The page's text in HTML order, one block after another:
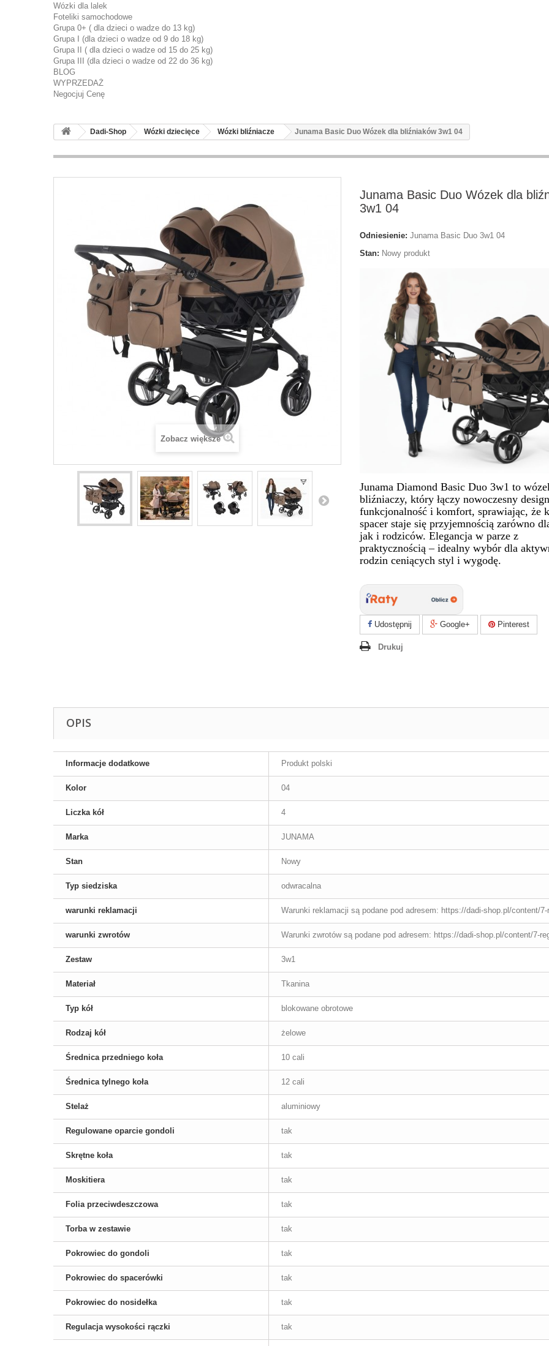
Wózki dla lalek
Foteliki samochodowe
Grupa 0+ ( dla dzieci o wadze do 13 kg)
Grupa I (dla dzieci o wadze od 9 do 18 kg)
Grupa II ( dla dzieci o wadze od 15 do 25 kg)
Grupa III (dla dzieci o wadze od 22 do 36 kg)
BLOG
WYPRZEDAŻ
Negocjuj Cenę
Dadi-Shop Wózki dziecięce Wózki bliźniacze Junama Basic Duo Wózek dla bliźniaków 3w1 04
Zobacz większe
Junama Basic Duo Wózek dla
3w1 04
Odniesienie: Junama Basic Duo 3w1 04
Stan: Nowy produkt
Junama Diamond Basic Duo 3w1 to
bliźniaczy, który łączy nowoczesny
funkcjonalność i komfort, sprawiając, że
spacer staje się przyjemnością zarówno
jak i rodziców. Elegancja w parze z
praktycznością – idealny wybór dla
rodzin ceniących styl i wygodę.
Udostępnij Google+ Pinterest
Drukuj
OPIS
Informacje dodatkowe Produkt polski
Kolor 04
Liczka kół 4
Marka JUNAMA
Stan Nowy
Typ siedziska odwracalna
warunki reklamacji Warunki reklamacji są podane pod adresem: https://dadi-shop.pl/content/7-
warunki zwrotów Warunki zwrotów są podane pod adresem: https://dadi-shop.pl/content/7-
Zestaw 3w1
Materiał Tkanina
Typ kół blokowane obrotowe
Rodzaj kół żelowe
Średnica przedniego koła 10 cali
Średnica tylnego koła 12 cali
Stelaż aluminiowy
Regulowane oparcie gondoli tak
Skrętne koła tak
Moskitiera tak
Folia przeciwdeszczowa tak
Torba w zestawie tak
Pokrowiec do gondoli tak
Pokrowiec do spacerówki tak
Pokrowiec do nosidełka tak
Regulacja wysokości rączki tak